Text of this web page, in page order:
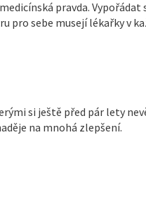
pravda. Vypořádat
pro sebe musejí lékařky v
si ještě před pár lety
na mnohá zlepšení.